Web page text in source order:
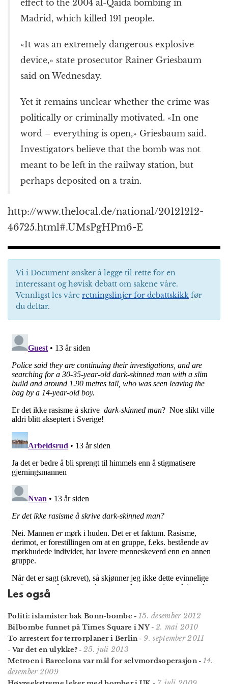
effect to the 2004 al-Qaida bombing in
Madrid, which killed 191 people.
«It was an extremely dangerous explosive
device,» state prosecutor Rainer Griesbaum
said on Wednesday.
Yet it remains unclear whether the crime was
politically or criminally motivated. «In one
word – everything is open,» Griesbaum said.
Investigators believe that the bomb was not
meant to be left in the railway station, but
perhaps deposited on a train.
http://www.thelocal.de/national/20121212-
46725.html#.UMsPgHPm6-E
Vi i Document ønsker å legge til rette for en
interessant og høvisk debatt om sakene våre.
Vennligst les våre retningslinjer for debattskikk før
du deltar.
Les også
Politi: islamister bak Bonn-bombe - 15. desember 2012
Bilbombe funnet på Times Square i NY- 2. mai 2010
To arrestert for terrorplaner i Berlin -9. september 2011
- Var det en ulykke? - 25. juli 2013
Metroen i Barcelona var mål for selvmordsoperasjon - 14.
desember 2009